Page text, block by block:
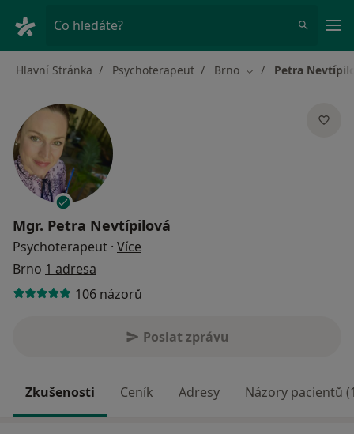
Co hledáte?
Hlavní Stránka Psychoterapeut Brno Změna města
Petra
Mgr. Petra Nevtípilová
Psychoterapeut · Více
Brno 1 adresa
106 názorů
Poslat zprávu
Zkušenosti Ceník Adresy Názory pacientů